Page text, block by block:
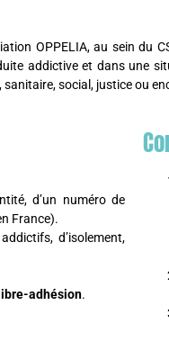
OPPELIA, au sein du
addictive et dans une
social, justice ou
d’un numéro de
France).
d’isolement,
adhésion.